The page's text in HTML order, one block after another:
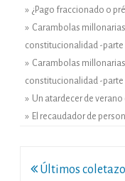
» ¿Pago fraccionado o
» Carambolas
constitucionalidad -parte
» Carambolas
constitucionalidad -parte
» Un atardecer de
» El recaudador de
Navegación
Últimos